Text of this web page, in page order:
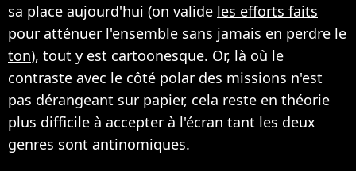
sa place aujourd'hui (on valide les efforts faits
pour atténuer l'ensemble sans jamais en perdre le
ton), tout y est cartoonesque. Or, là où le
contraste avec le côté polar des missions n'est
pas dérangeant sur papier, cela reste en théorie
plus difficile à accepter à l'écran tant les deux
genres sont antinomiques.